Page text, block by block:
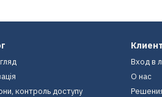
контроль доступу
Вход в
О нас